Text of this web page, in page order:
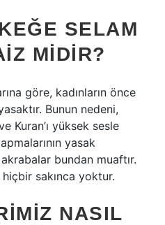
SELAM
MIDIR?
göre, kadınların önce
Bunun nedeni,
Kuran’ı yüksek sesle
yasak
akrabalar bundan muaftır.
hiçbir sakınca yoktur.
NASIL